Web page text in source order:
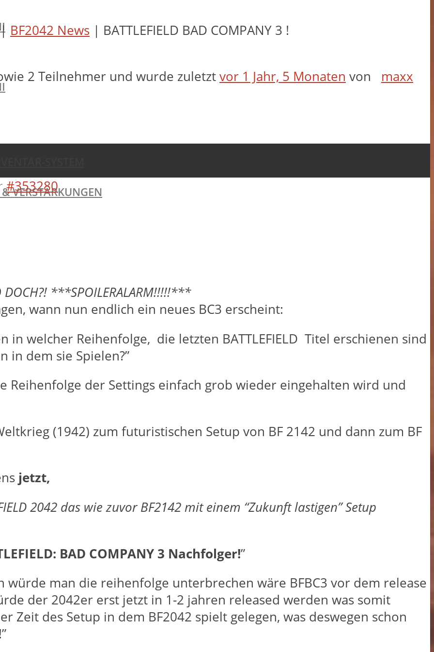
VERSTÄRKUNGEN
| BF2042 News | BATTLEFIELD BAD COMPANY 3 !
2 Teilnehmer und wurde zuletzt vor 1 Jahr, 5 Monaten von
maxx
#353280
DOCH?! ***SPOILERALARM!!!!!***
wann nun endlich ein neues BC3 erscheint:
in welcher Reihenfolge, die letzten BATTLEFIELD Titel erschienen sind
in dem sie Spielen?”
Reihenfolge der Settings einfach grob wieder eingehalten wird und
(1942) zum futuristischen Setup von BF 2142 und dann zum BF
jetzt,
2042 das wie zuvor BF2142 mit einem “Zukunft lastigen” Setup
BAD COMPANY 3 Nachfolger!”
würde man die reihenfolge unterbrechen wäre BFBC3 vor dem release
der 2042er erst jetzt in 1-2 jahren released werden was somit
Zeit des Setup in dem BF2042 spielt gelegen, was deswegen schon